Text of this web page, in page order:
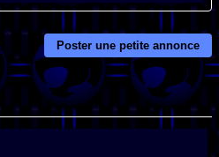
Poster une petite annonce